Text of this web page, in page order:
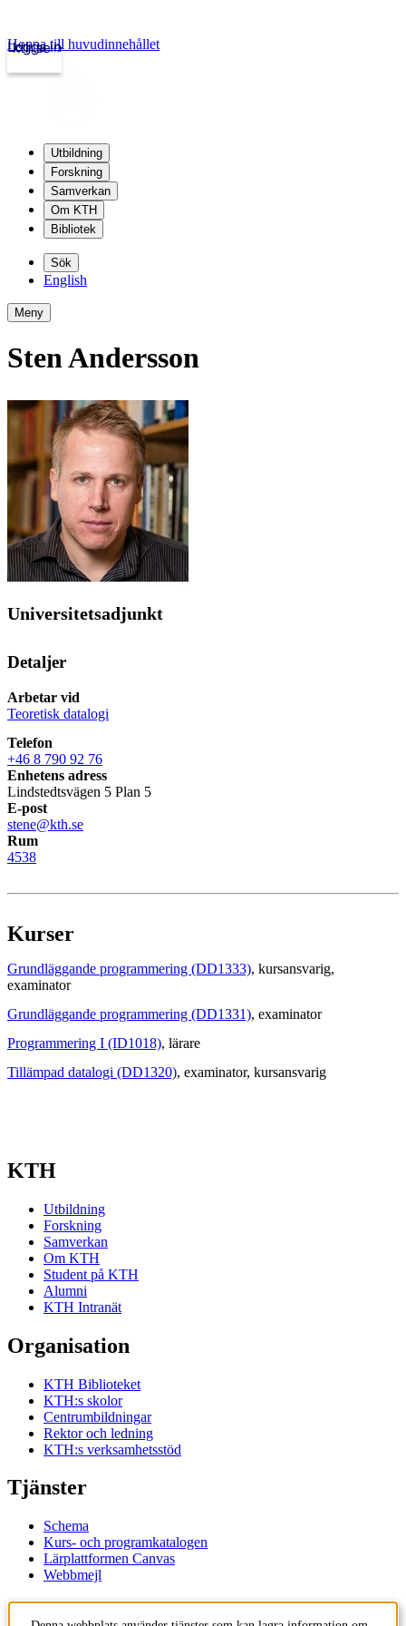
kth.se
Logga in
Hoppa till huvudinnehållet
Utbildning
Forskning
Samverkan
Om KTH
Bibliotek
Sök
English
Meny
Sten Andersson
Universitetsadjunkt
Detaljer
Arbetar vid
Teoretisk datalogi
Telefon
+46 8 790 92 76
Enhetens adress
Lindstedtsvägen 5 Plan 5
E-post
stene@kth.se
Rum
4538
Kurser
Grundläggande programmering (DD1333), kursansvarig,
examinator
Grundläggande programmering (DD1331), examinator
Programmering I (ID1018), lärare
Tillämpad datalogi (DD1320), examinator, kursansvarig
KTH
Utbildning
Forskning
Samverkan
Om KTH
Student på KTH
Alumni
KTH Intranät
Organisation
KTH Biblioteket
KTH:s skolor
Centrumbildningar
Rektor och ledning
KTH:s verksamhetsstöd
Tjänster
Schema
Kurs- och programkatalogen
Lärplattformen Canvas
Webbmejl